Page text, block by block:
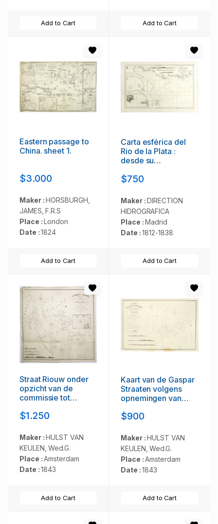
Add to Cart Add to Cart
Eastern passage to
China. sheet 1.
$3.000
Maker :HORSBURGH,
JAMES, F.R.S
Place :London
Date :1824
Add to Cart
Carta esférica del
Rio de la Plata :
desde su
Buenos Aires.
$750
Maker :DIRECTION
HIDROGRAFICA
Place :Madrid
Date :1812-1838
Add to Cart
Straat Riouw onder
opzicht van de
commissie tot
Indische
$1.250
Maker :HULST VAN
KEULEN, Wed.G.
Place :Amsterdam
Date :1843
Add to Cart
Kaart van de Gaspar
Straaten volgens
opnemingen van
$900
Maker :HULST VAN
KEULEN, Wed.G.
Place :Amsterdam
Date :1843
Add to Cart